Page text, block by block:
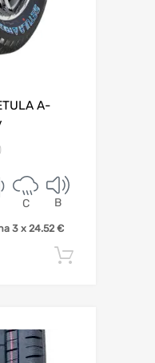
A-
C B
3 x 24.52 €